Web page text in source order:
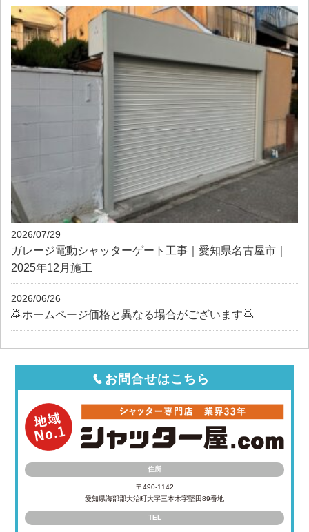
2026/07/29
ガレージ電動シャッターゲート工事｜愛知県名古屋市｜
2025年12月施工
2026/06/26
🙇ホームページ価格と異なる場合がございます🙇
お問合せはこちら
住所
〒490-1142
愛知県海部郡大治町大字三本木字堅田89番地
TEL